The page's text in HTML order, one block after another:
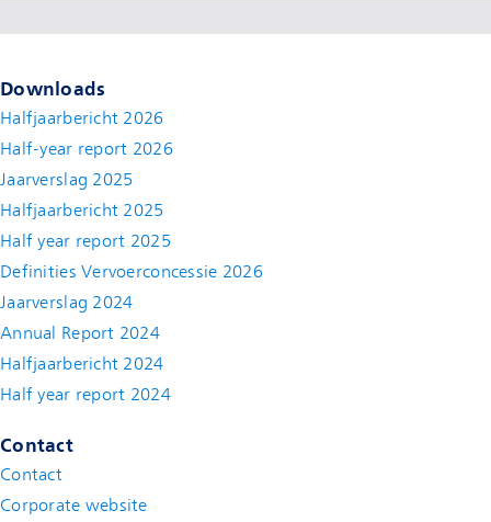
Downloads
Halfjaarbericht 2026
Half-year report 2026
Jaarverslag 2025
Halfjaarbericht 2025
Half year report 2025
Definities Vervoerconcessie 2026
Jaarverslag 2024
Annual Report 2024
Halfjaarbericht 2024
Half year report 2024(new window)
Contact
Contact(new window)
Corporate website